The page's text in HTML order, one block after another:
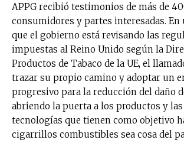
APPG recibió testimonios de más de
consumidores y partes interesadas. En
que el gobierno está revisando las
impuestas al Reino Unido según la
Productos de Tabaco de la UE, el
trazar su propio camino y adoptar un
progresivo para la reducción del daño
abriendo la puerta a los productos y las
tecnologías que tienen como objetivo
cigarrillos combustibles sea cosa del